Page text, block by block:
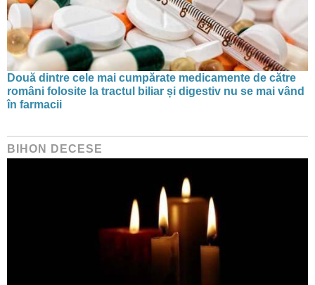
Două dintre cele mai cumpărate medicamente de către
români folosite la tractul biliar și digestiv nu se mai vând
în farmacii
BIHON DECESE